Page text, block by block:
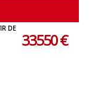
DE
33550 €